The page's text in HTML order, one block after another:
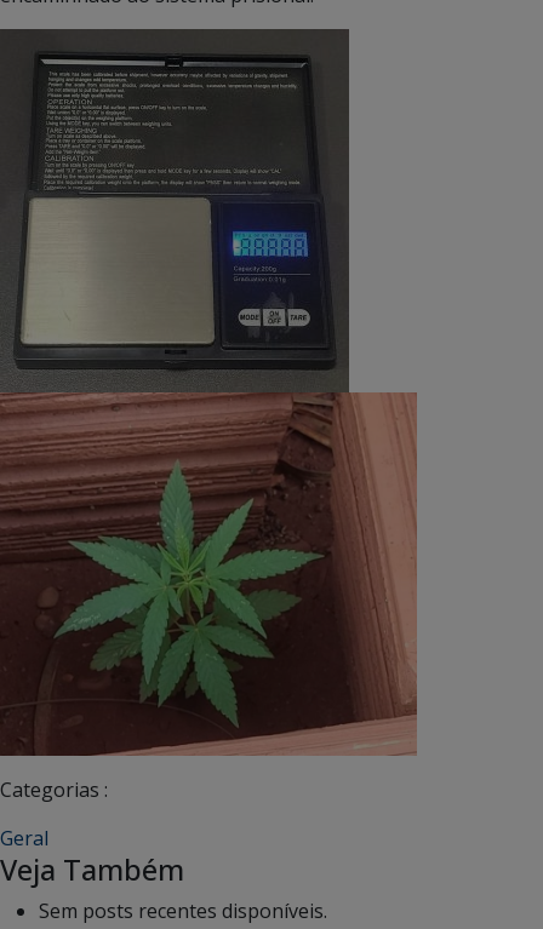
Categorias :
Geral
Veja Também
Sem posts recentes disponíveis.